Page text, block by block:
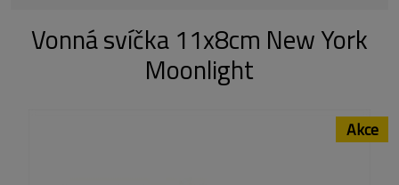
Vonná svíčka 11x8cm New York
Moonlight
Akce